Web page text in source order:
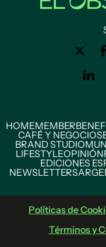
HOMEMEMBER
CAFÉ Y NEGOCIOS
BRAND STUDIO
LIFESTYLEOPINIÓN
EDICIONES
NEWSLETTERS
Políticas de
Términos y